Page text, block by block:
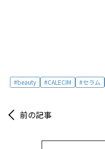
beauty CALECIM セラム
前の記事